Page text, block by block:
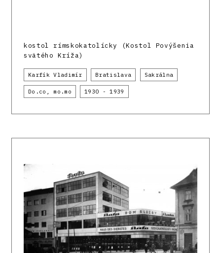
kostol rímskokatolícky (Kostol Povýšenia
svätého Kríža)
Karfík Vladimír Bratislava Sakrálna
Do.co, mo.mo 1930 - 1939